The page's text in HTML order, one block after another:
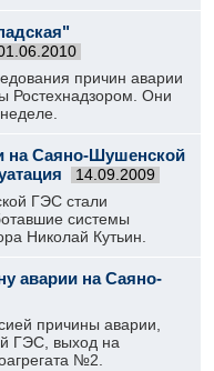
причин аварии
Ростехнадзором. Они
на Саяно-Шушенской
14.09.2009
ГЭС стали
системы
Николай Кутьин.
аварии на Саяно-
причины аварии,
ГЭС, выход на
№2.